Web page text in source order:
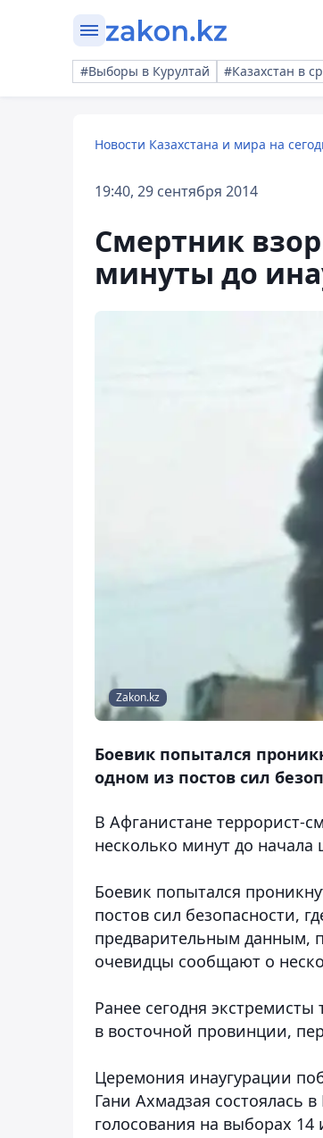
#Выборы в Курултай #Казахстан в
Новости Казахстана и мира на
19:40, 29 сентября 2014
Смертник
минуты до
Zakon.kz
Боевик попытался
одном из постов сил
В Афганистане террорист-
несколько минут до
Боевик попытался
постов сил безопасности,
предварительным данным,
очевидцы сообщают о
Ранее сегодня
в восточной провинции,
Церемония инаугурации
Гани Ахмадзая состоялась
голосования на выборах